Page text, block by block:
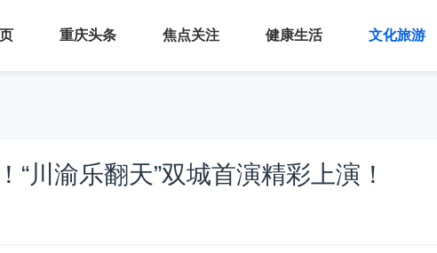
重庆头条 焦点关注 健康生活 文化旅游
“川渝乐翻天”双城首演精彩上演！